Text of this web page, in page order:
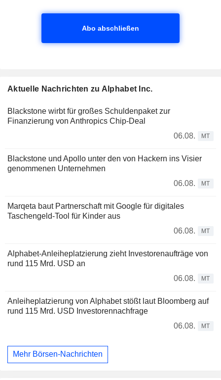
Abo abschließen
Aktuelle Nachrichten zu Alphabet Inc.
Blackstone wirbt für großes Schuldenpaket zur
Finanzierung von Anthropics Chip-Deal
06.08.
MT
Blackstone und Apollo unter den von Hackern ins Visier
genommenen Unternehmen
06.08.
MT
Marqeta baut Partnerschaft mit Google für digitales
Taschengeld-Tool für Kinder aus
06.08.
MT
Alphabet-Anleiheplatzierung zieht Investorenaufträge von
rund 115 Mrd. USD an
06.08.
MT
Anleiheplatzierung von Alphabet stößt laut Bloomberg auf
rund 115 Mrd. USD Investorennachfrage
06.08.
MT
Mehr Börsen-Nachrichten